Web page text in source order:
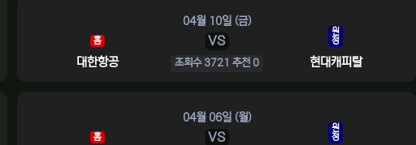
홈
대한항공
04월 10일 (금)
VS
조회수 3721 추천 0
원
정
현대캐피탈
홈
04월 06일 (월)
VS
원
정